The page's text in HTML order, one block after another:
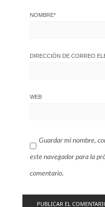
NOMBRE*
DIRECCIÓN DE CORREO
WEB
Guardar mi nombre,
este navegador para la
comentario.